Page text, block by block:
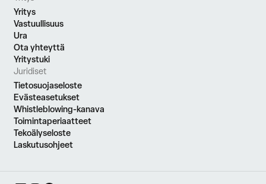
Yritys
Vastuullisuus
Ura
Ota yhteyttä
Yritystuki
Juridiset
Tietosuojaseloste
Evästeasetukset
Whistleblowing-kanava
Toimintaperiaatteet
Tekoälyseloste
Laskutusohjeet